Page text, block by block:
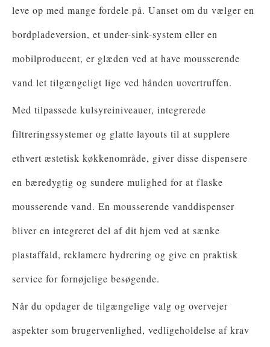
leve op med mange fordele på. Uanset om du vælger en
bordpladeversion, et under-sink-system eller en
mobilproducent, er glæden ved at have mousserende
vand let tilgængeligt lige ved hånden uovertruffen.
Med tilpassede kulsyreiniveauer, integrerede
filtreringssystemer og glatte layouts til at supplere
ethvert æstetisk køkkenområde, giver disse dispensere
en bæredygtig og sundere mulighed for at flaske
mousserende vand. En mousserende vanddispenser
bliver en integreret del af dit hjem ved at sænke
plastaffald, reklamere hydrering og give en praktisk
service for fornøjelige besøgende.
Når du opdager de tilgængelige valg og overvejer
aspekter som brugervenlighed, vedligeholdelse af krav